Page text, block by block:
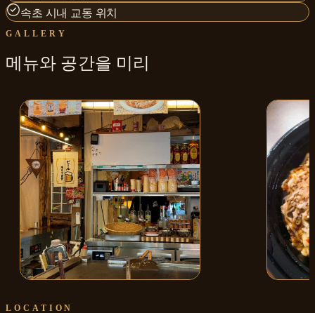
속초 시내 교동 위치
GALLERY
메뉴와 공간을 미리
LOCATION